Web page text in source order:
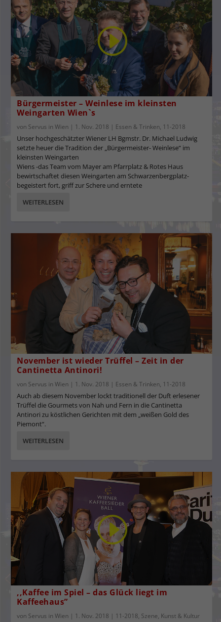
Bürgermeister – Weinlese im kleinsten
Weingarten Wien`s
von Servus in Wien | 1. Nov. 2018 | Essen & Trinken, 11-2018
Unser hochgeschätzter Wiener LH Bgmstr. Dr. Michael Ludwig
setzte heuer die Tradition der „Bürgermeister- Weinlese“ im
kleinsten Weingarten
Wiens -das Team vom Mayer am Pfarrplatz & Rotes Haus
bewirtschaftet diesen Weingarten am Schwarzenbergplatz-
begeistert fort, griff zur Schere und erntete
WEITERLESEN
November ist wieder Trüffel – Zeit in der
Cantinetta Antinori!
von Servus in Wien | 1. Nov. 2018 | Essen & Trinken, 11-2018
Auch ab diesem November lockt traditionell der Duft erlesener
Trüffel die Gourmets von Nah und Fern in die Cantinetta
Antinori zu köstlichen Gerichten mit dem „weißen Gold des
Piemont“.
WEITERLESEN
,,Kaffee im Spiel – das Glück liegt im
Kaffeehaus”
von Servus in Wien | 1. Nov. 2018 | 11-2018, Szene, Kunst & Kultur